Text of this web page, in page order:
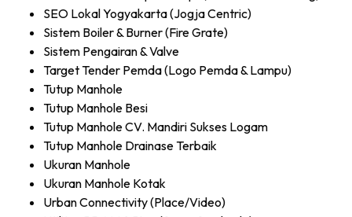
SEO Lokal Yogyakarta (Jogja Centric)
Sistem Boiler & Burner (Fire Grate)
Sistem Pengairan & Valve
Target Tender Pemda (Logo Pemda & Lampu)
Tutup Manhole
Tutup Manhole Besi
Tutup Manhole CV. Mandiri Sukses Logam
Tutup Manhole Drainase Terbaik
Ukuran Manhole
Ukuran Manhole Kotak
Urban Connectivity (Place/Video)